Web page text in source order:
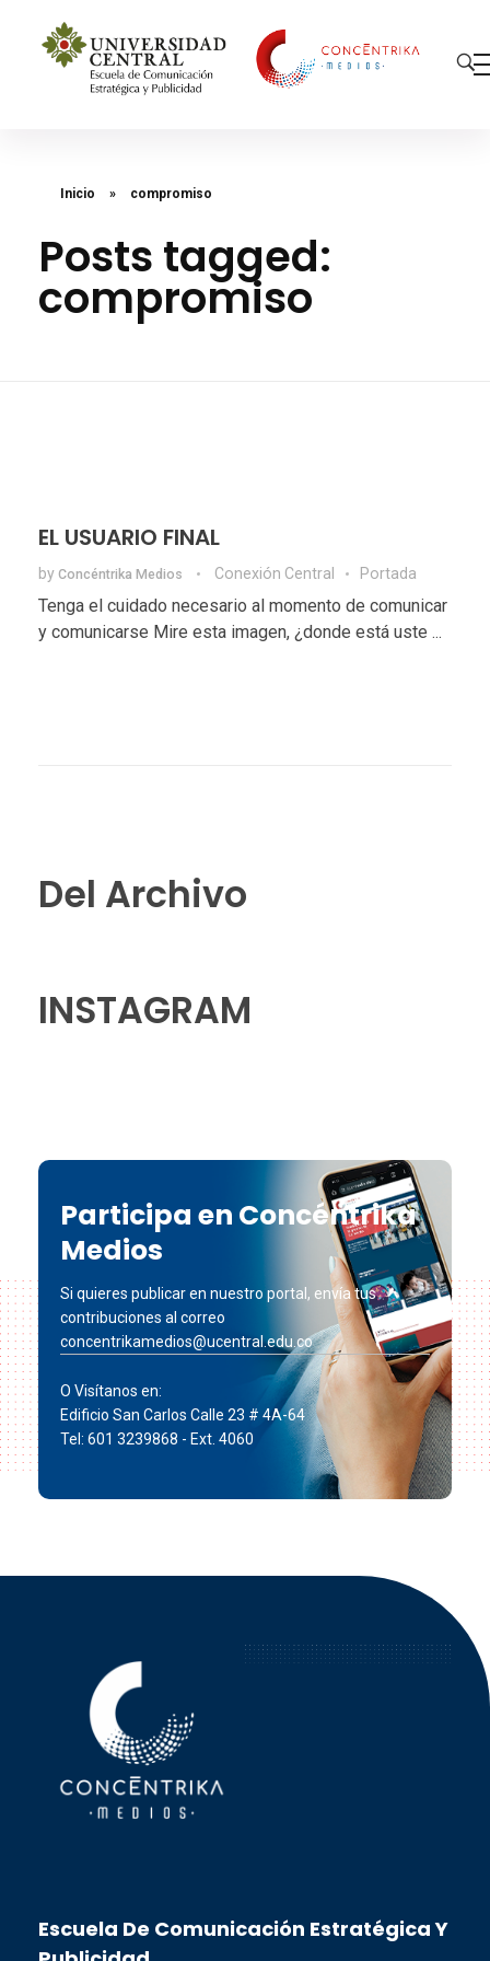
Inicio » compromiso
Posts tagged:
compromiso
EL USUARIO FINAL
by Concéntrika Medios Conexión Central Portada
Tenga el cuidado necesario al momento de comunicar
y comunicarse Mire esta imagen, ¿donde está uste ...
Del Archivo
INSTAGRAM
Participa en Concéntrika
Medios
Si quieres publicar en nuestro portal, envía tus
contribuciones al correo
concentrikamedios@ucentral.edu.co
O Visítanos en:
Edificio San Carlos Calle 23 # 4A-64
Tel: 601 3239868 - Ext. 4060
Escuela De Comunicación Estratégica Y